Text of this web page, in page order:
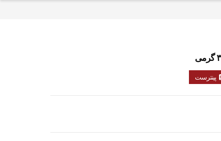
پینترست